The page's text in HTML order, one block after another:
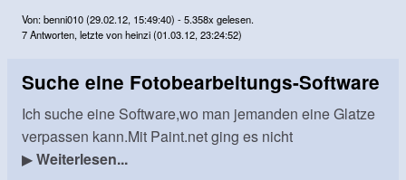
Von: benni010 (29.02.12, 15:49:40) - 5.358x gelesen.
7 Antworten, letzte von heinzi (01.03.12, 23:24:52)
Suche eine Fotobearbeitungs-Software
Ich suche eine Software,wo man jemanden eine Glatze
verpassen kann.Mit Paint.net ging es nicht
▶Weiterlesen...